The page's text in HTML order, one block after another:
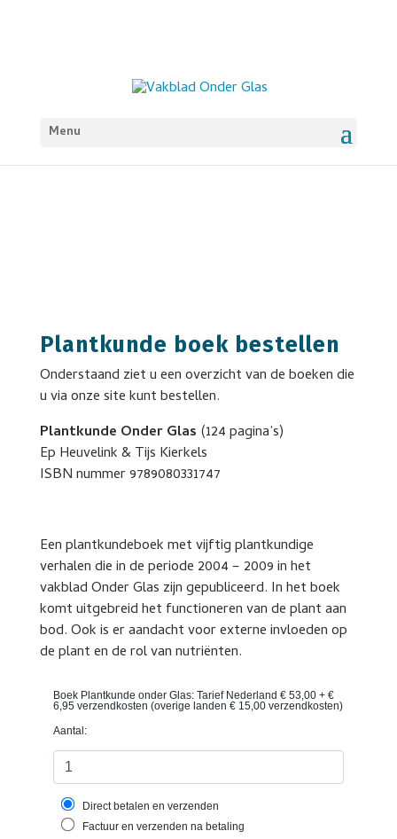
Menu
Plantkunde boek bestellen
Onderstaand ziet u een overzicht van de boeken die
u via onze site kunt bestellen.
Plantkunde Onder Glas (124 pagina’s)
Ep Heuvelink & Tijs Kierkels
ISBN nummer 9789080331747
Een plantkundeboek met vijftig plantkundige
verhalen die in de periode 2004 – 2009 in het
vakblad Onder Glas zijn gepubliceerd. In het boek
komt uitgebreid het functioneren van de plant aan
bod. Ook is er aandacht voor externe invloeden op
de plant en de rol van nutriënten.